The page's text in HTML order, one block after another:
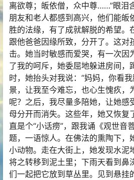
离欲尊；皈依僧，众中尊……”眼泪
朋友和老人都感到高兴，他们能皈
胜的法缘，有了成就解脱的希望。
跟他爸爸因缘所致，分开了。这对
击。她当时敏感而爱哭，有一次因
了我的呵斥，她委屈地躲进房间，
时，她抬头对我说：“妈妈，你看
景，让我至今难忘，也心生愧疚，
呢？之后，我尽量多陪她，让她感
母分开而消失。这些年，她又恢复
直是个“小话痨”，跟我诵《观世音
题，一语惊人。在佛法的熏陶下，
小动物。走在大街上，她发现水泥
将之转移到泥土里；下雨天看到鼻
们一起把它放到草丛里。见到悬挂